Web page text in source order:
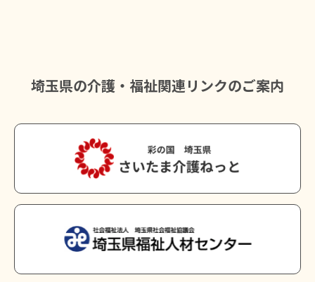
埼玉県の介護・福祉関連リンクのご案内